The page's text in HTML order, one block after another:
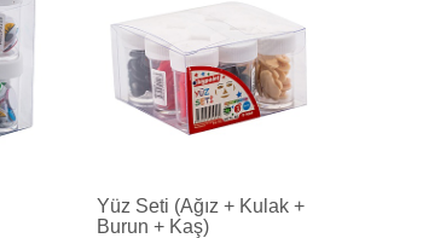
Yüz Seti (Ağız + Kulak +
Burun + Kaş)